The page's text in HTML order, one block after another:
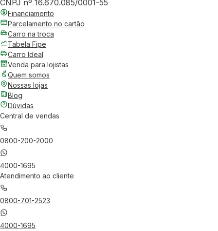
CNPJ nº 16.670.085/0001-55
Financiamento
Parcelamento no cartão
Carro na troca
Tabela Fipe
Carro Ideal
Venda para lojistas
Quem somos
Nossas lojas
Blog
Dúvidas
Central de vendas
0800-200-2000
4000-1695
Atendimento ao cliente
0800-701-2523
4000-1695